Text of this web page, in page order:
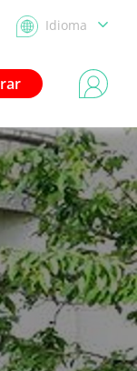
Idioma